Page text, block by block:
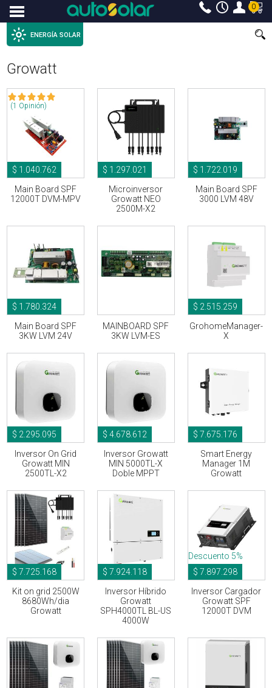
Menu 0
ENERGÍA SOLAR
Growatt
(1 Opinión)
$ 1.040.762
Main Board SPF
12000T DVM-MPV
$ 1.297.021
Microinversor
Growatt NEO
2500M-X2
$ 1.722.019
Main Board SPF
3000 LVM 48V
$ 1.780.324
Main Board SPF
3KW LVM 24V
MAINBOARD SPF
3KW LVM-ES
$ 2.515.259
GrohomeManager-
X
$ 2.295.095
Inversor On Grid
Growatt MIN
2500TL-X2
$ 4.678.612
Inversor Growatt
MIN 5000TL-X
Doble MPPT
$ 7.675.176
Smart Energy
Manager 1M
Growatt
$ 7.725.168
Kit on grid 2500W
8680Wh/dia
Growatt
$ 7.924.118
Inversor Híbrido
Growatt
SPH4000TL BL-US
4000W
$ 7.897.298
Descuento 5%
Inversor Cargador
Growatt SPF
12000T DVM